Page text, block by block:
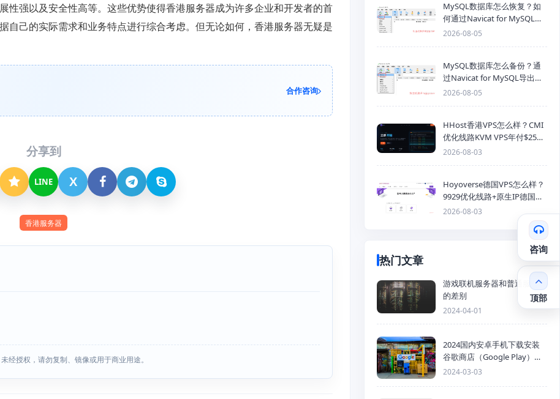
性强以及安全性高等。这些优势使得香港服务器成为许多企业和开发者的首
自己的实际需求和业务特点进行综合考虑。但无论如何，香港服务器无疑是
合作咨询
分享到
LINE X
香港服务器
经授权，请勿复制、镜像或用于商业用途。
MySQL数据库怎么恢复？如
何通过Navicat for MySQL导
入SQL备份文件
2026-08-05
MySQL数据库怎么备份？通
过Navicat for MySQL导出
Mysql数据库为SQL格式备份
2026-08-05
HHost香港VPS怎么样？CMI
优化线路KVM VPS年付$25
起，4GB内存优惠套餐
2026-08-03
Hoyoverse德国VPS怎么样？
9929优化线路+原生IP德国
KVM VPS推荐
2026-08-03
热门文章
游戏联机服务器和普通服务器
的差别
2024-04-01
2024国内安卓手机下载安装
谷歌商店（Google Play）详
细步骤
2024-03-03
咨询
顶部